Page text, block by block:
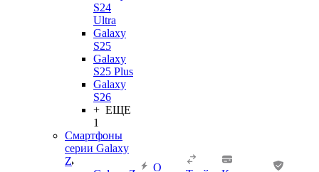
S24
Ultra
Galaxy
S25
Galaxy
S25 Plus
Galaxy
S26
+ ЕЩЕ
1
Смартфоны
серии Galaxy
Z
О